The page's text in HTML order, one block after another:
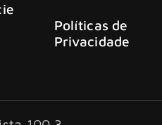
Políticas de
Privacidade